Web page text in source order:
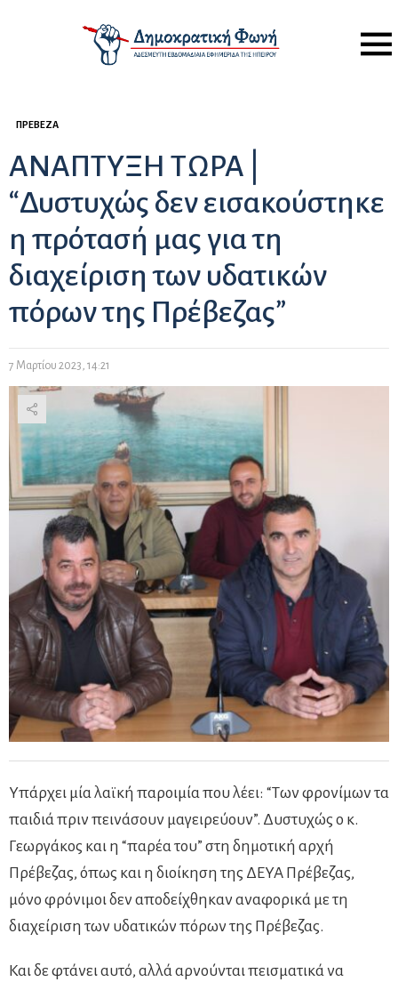
Menu
ΠΡΈΒΕΖΑ
ΑΝΑΠΤΥΞΗ ΤΩΡΑ |
“Δυστυχώς δεν εισακούστηκε
η πρότασή μας για τη
διαχείριση των υδατικών
πόρων της Πρέβεζας”
7 Μαρτίου 2023, 14:21
Υπάρχει μία λαϊκή παροιμία που λέει: “Των φρονίμων τα
παιδιά πριν πεινάσουν μαγειρεύουν”. Δυστυχώς ο κ.
Γεωργάκος και η “παρέα του” στη δημοτική αρχή
Πρέβεζας, όπως και η διοίκηση της ΔΕΥΑ Πρέβεζας,
μόνο φρόνιμοι δεν αποδείχθηκαν αναφορικά με τη
διαχείριση των υδατικών πόρων της Πρέβεζας.
Και δε φτάνει αυτό, αλλά αρνούνται πεισματικά να